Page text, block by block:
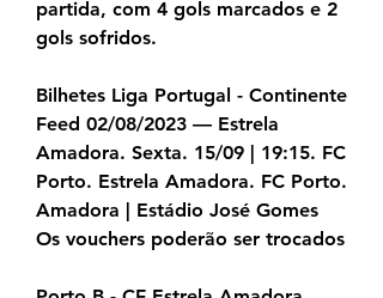
partida, com 4 gols marcados e 2
gols sofridos.
Bilhetes Liga Portugal - Continente
Feed 02/08/2023 — Estrela
Amadora. Sexta. 15/09 | 19:15. FC
Porto. Estrela Amadora. FC Porto.
Amadora | Estádio José Gomes
Os vouchers poderão ser trocados